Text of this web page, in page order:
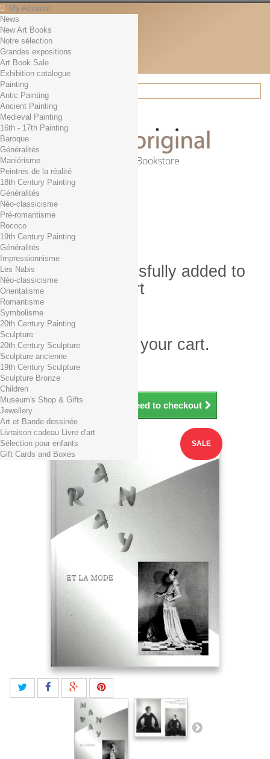
My Account
Contact
English
English
Français
News
Search
Online Art Bookstore
Cart (empty)
No products
Free shipping!
0,00 € Total
Check out
Product successfully added to
your shopping cart
Quantity
Total
There is 1 item in your cart.
Total products (tax incl.)
Total shipping TTC
Total (tax incl.)
Continue shopping Proceed to checkout
News
New Art Books
Notre sélection
Grandes expositions
Art Book Sale
Exhibition catalogue
Painting
Antic Painting
Ancient Painting
Medieval Painting
16th - 17th Painting
Baroque
Généralités
Maniérisme
Peintres de la réalité
18th Century Painting
Généralités
Néo-classicisme
Pré-romantisme
Rococo
19th Century Painting
Généralités
Impressionnisme
Les Nabis
Néo-classicisme
Orientalisme
Romantisme
Symbolisme
20th Century Painting
Sculpture
20th Century Sculpture
Sculpture ancienne
19th Century Sculpture
Sculpture Bronze
Children
Museum's Shop & Gifts
Jewellery
Art et Bande dessinée
Livraison cadeau Livre d'art
Sélection pour enfants
Gift Cards and Boxes
SALE